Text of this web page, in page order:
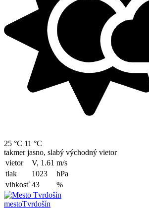
25 °C 11 °C
takmer jasno, slabý východný vietor
vietor
V, 1.61 m/s
tlak
1023
hPa
vlhkosť 43 %
mestoTvrdošín